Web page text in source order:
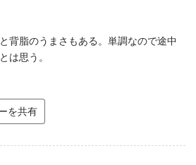
背脂のうまさもある。単調なので途中
は思う。
を共有